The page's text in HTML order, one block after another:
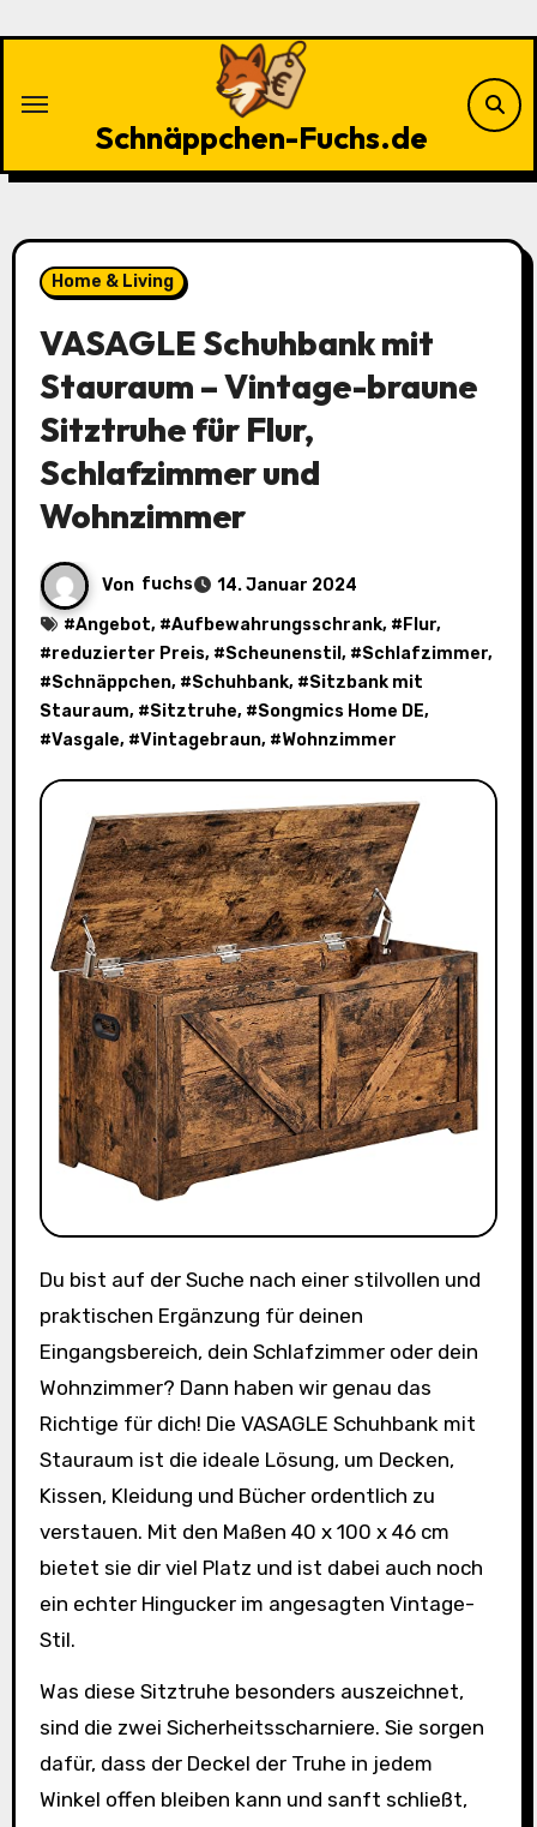
Schnäppchen-Fuchs.de
Home & Living
VASAGLE Schuhbank mit
Stauraum – Vintage-braune
Sitztruhe für Flur,
Schlafzimmer und
Wohnzimmer
Von fuchs
14. Januar 2024
#Angebot, #Aufbewahrungsschrank, # Flur,
#reduzierter Preis, #Scheunenstil , #Schlafzimmer,
#Schnäppchen, #Schuhbank, #Sitzbank mit
Stauraum, #Sitztruhe, #Songmics Home DE,
#Vasgale, #Vintagebraun, #Wohnzimmer
Du bist auf der Suche nach einer stilvollen und
praktischen Ergänzung für deinen
Eingangsbereich, dein Schlafzimmer oder dein
Wohnzimmer? Dann haben wir genau das
Richtige für dich! Die VASAGLE Schuhbank mit
Stauraum ist die ideale Lösung, um Decken,
Kissen, Kleidung und Bücher ordentlich zu
verstauen. Mit den Maßen 40 x 100 x 46 cm
bietet sie dir viel Platz und ist dabei auch noch
ein echter Hingucker im angesagten Vintage-
Stil.
Was diese Sitztruhe besonders auszeichnet,
sind die zwei Sicherheitsscharniere. Sie sorgen
dafür, dass der Deckel der Truhe in jedem
Winkel offen bleiben kann und sanft schließt,